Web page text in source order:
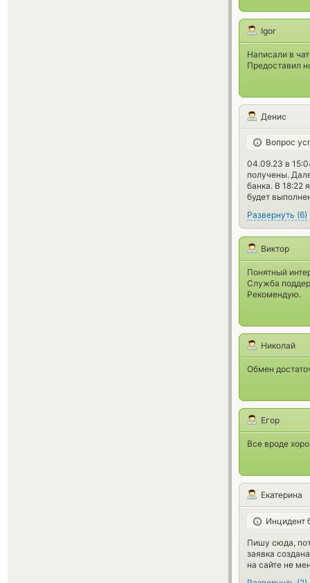
Igor
Написали в
Предоставил
Денис
Вопрос
04.09.23 в
получены.
банка. В 18:22
будет
Развернуть (6)
Виктор
Понятный
Служба
Рекомендую.
Николай
Обмен
Егор
Все вроде
Екатерина
Инцидент
Пишу сюда,
заявка
на сайте не